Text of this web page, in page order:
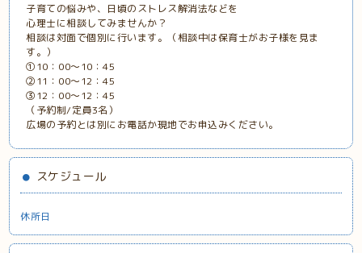
子育ての悩みや、日頃のストレス解消法などを
心理士に相談してみませんか？
相談は対面で個別に行います。（相談中は保育士がお子様を見ま
す。）
①10：00～10：45
②11：00～12：45
③12：00～12：45
（予約制/定員3名）
広場の予約とは別にお電話か現地でお申込みください。
スケジュール
休所日